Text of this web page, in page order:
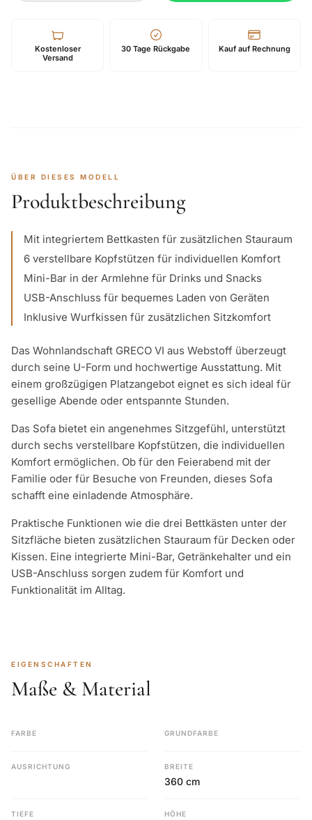
Kostenloser
Versand
30 Tage Rückgabe Kauf auf Rechnung
ÜBER DIESES MODELL
Produktbeschreibung
Mit integriertem Bettkasten für zusätzlichen Stauraum
6 verstellbare Kopfstützen für individuellen Komfort
Mini-Bar in der Armlehne für Drinks und Snacks
USB-Anschluss für bequemes Laden von Geräten
Inklusive Wurfkissen für zusätzlichen Sitzkomfort
Das Wohnlandschaft GRECO VI aus Webstoff überzeugt
durch seine U-Form und hochwertige Ausstattung. Mit
einem großzügigen Platzangebot eignet es sich ideal für
gesellige Abende oder entspannte Stunden.
Das Sofa bietet ein angenehmes Sitzgefühl, unterstützt
durch sechs verstellbare Kopfstützen, die individuellen
Komfort ermöglichen. Ob für den Feierabend mit der
Familie oder für Besuche von Freunden, dieses Sofa
schafft eine einladende Atmosphäre.
Praktische Funktionen wie die drei Bettkästen unter der
Sitzfläche bieten zusätzlichen Stauraum für Decken oder
Kissen. Eine integrierte Mini-Bar, Getränkehalter und ein
USB-Anschluss sorgen zudem für Komfort und
Funktionalität im Alltag.
EIGENSCHAFTEN
Maße & Material
FARBE GRUNDFARBE
AUSRICHTUNG BREITE
360 cm
TIEFE HÖHE